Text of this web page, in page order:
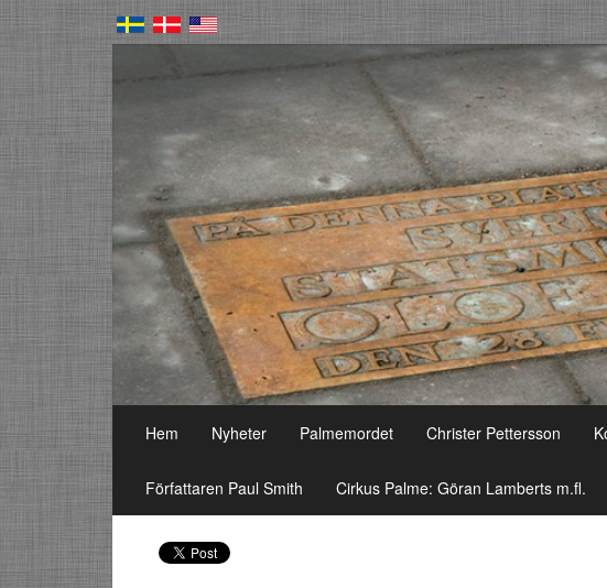
Hem Nyheter Palmemordet Christer Pettersson
Författaren Paul Smith Cirkus Palme: Göran Lamberts m.fl.